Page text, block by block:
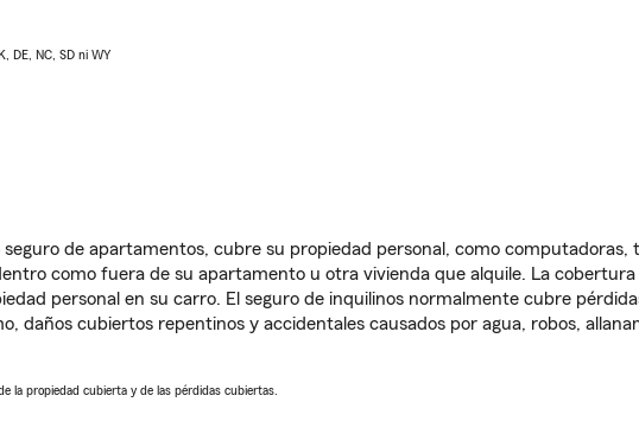
DE, NC, SD ni WY
de apartamentos, cubre su propiedad personal, como computadoras,
como fuera de su apartamento u otra vivienda que alquile. La cobertura
personal en su carro. El seguro de inquilinos normalmente cubre
daños cubiertos repentinos y accidentales causados por agua, robos,
la propiedad cubierta y de las pérdidas cubiertas.